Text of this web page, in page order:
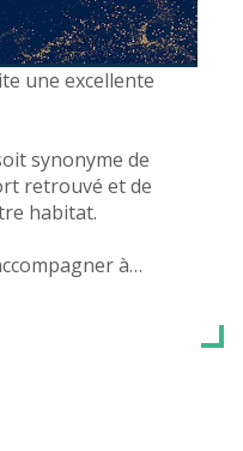
une excellente
synonyme de
retrouvé et de
habitat.
à
: